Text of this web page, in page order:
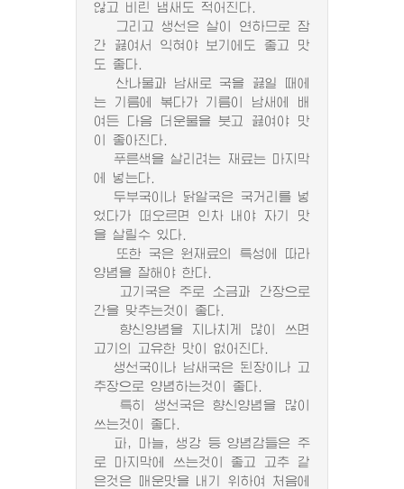
않고 비린 냄새도 적어진다.
그리고 생선은 살이 연하므로 잠
간 끓여서 익혀야 보기에도 좋고 맛
도 좋다.
산나물과 남새로 국을 끓일 때에
는 기름에 볶다가 기름이 남새에 배
여든 다음 더운물을 붓고 끓여야 맛
이 좋아진다.
푸른색을 살리려는 재료는 마지막
에 넣는다.
두부국이나 닭알국은 국거리를 넣
었다가 떠오르면 인차 내야 자기 맛
을 살릴수 있다.
또한 국은 원재료의 특성에 따라
양념을 잘해야 한다.
고기국은 주로 소금과 간장으로
간을 맞추는것이 좋다.
향신양념을 지나치게 많이 쓰면
고기의 고유한 맛이 없어진다.
생선국이나 남새국은 된장이나 고
추장으로 양념하는것이 좋다.
특히 생선국은 향신양념을 많이
쓰는것이 좋다.
파, 마늘, 생강 등 양념감들은 주
로 마지막에 쓰는것이 좋고 고추 같
은것은 매운맛을 내기 위하여 처음에